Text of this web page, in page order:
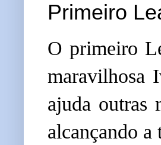
Primeiro
O primeiro
maravilhosa
ajuda outras
alcançando